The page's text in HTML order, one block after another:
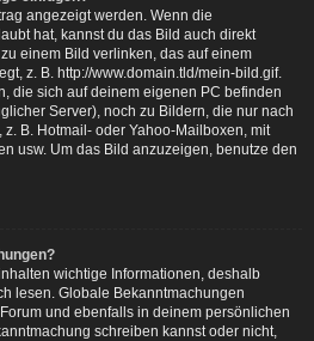
angezeigt werden. Wenn die
hat, kannst du das Bild auch direkt
einem Bild verlinken, das auf einem
z. B. http://www.domain.tld/mein-bild.gif.
die sich auf deinem eigenen PC befinden
Server), noch zu Bildern, die nur nach
B. Hotmail- oder Yahoo-Mailboxen, mit
usw. Um das Bild anzuzeigen, benutze den
wichtige Informationen, deshalb
lesen. Globale Bekanntmachungen
und ebenfalls in deinem persönlichen
schreiben kannst oder nicht,